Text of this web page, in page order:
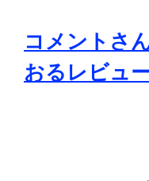
コメントさ
おるレビュ